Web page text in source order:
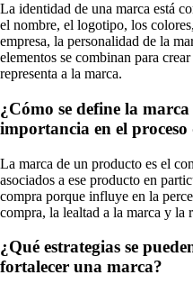
La identidad de una marca está
el nombre, el logotipo, los
empresa, la personalidad de la
elementos se combinan para
representa a la marca.
¿Cómo se define la
importancia en el proceso
La marca de un producto es el
asociados a ese producto en
compra porque influye en la
compra, la lealtad a la marca y la
¿Qué estrategias se
fortalecer una marca?